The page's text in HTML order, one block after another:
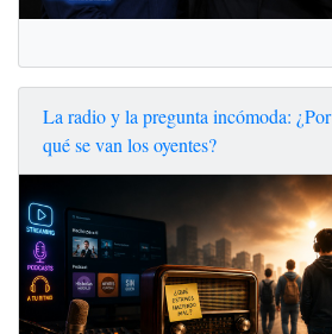
La radio y la pregunta incómoda: ¿Por
qué se van los oyentes?